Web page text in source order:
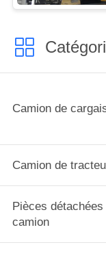
Camion de
Camion de
Pièces détachées
camion